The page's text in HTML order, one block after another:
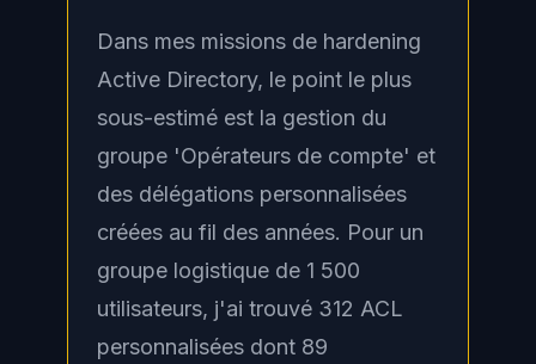
Dans mes missions de hardening
Active Directory, le point le plus
sous-estimé est la gestion du
groupe 'Opérateurs de compte' et
des délégations personnalisées
créées au fil des années. Pour un
groupe logistique de 1 500
utilisateurs, j'ai trouvé 312 ACL
personnalisées dont 89